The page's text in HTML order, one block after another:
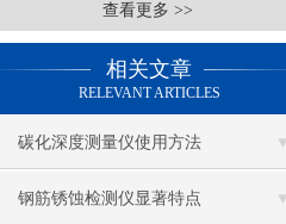
查看更多 >>
相关文章
RELEVANT ARTICLES
碳化深度测量仪使用方法
钢筋锈蚀检测仪显著特点